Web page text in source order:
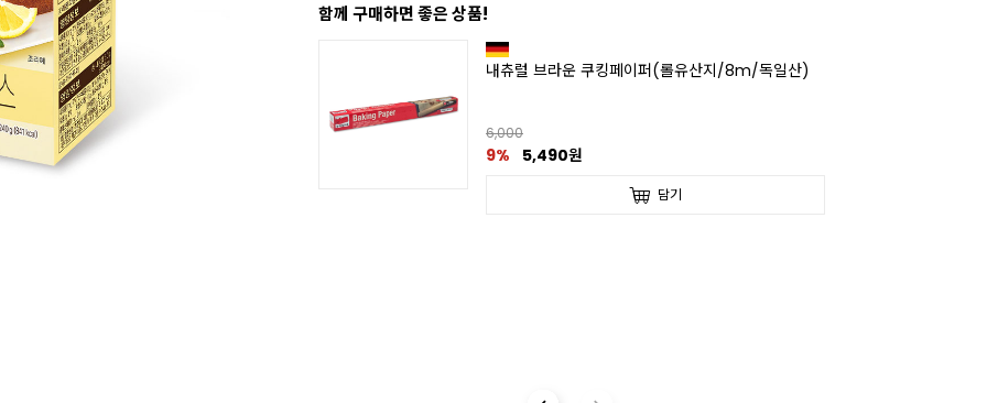
함께 구매하면 좋은 상품!
코팅좋은 파운드틀(25X11cm)
6,990원
내츄럴 브라운 쿠킹페이퍼(롤유산지/8m/독일산)
6,000
9% 5,490원
담기